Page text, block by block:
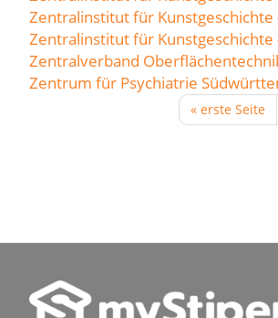
Zentralinstitut für Kunstgeschichte
Zentralinstitut für Kunstgeschichte
Zentralverband
Zentrum für Psychiatrie
« erste Seite